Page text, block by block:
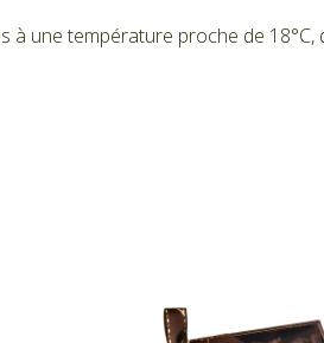
température proche de 18°C,